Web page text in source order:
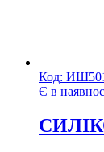
Код:
Є в